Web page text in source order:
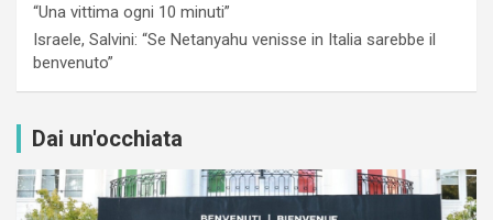
“Una vittima ogni 10 minuti”
Israele, Salvini: “Se Netanyahu venisse in Italia sarebbe il
benvenuto”
Dai un'occhiata